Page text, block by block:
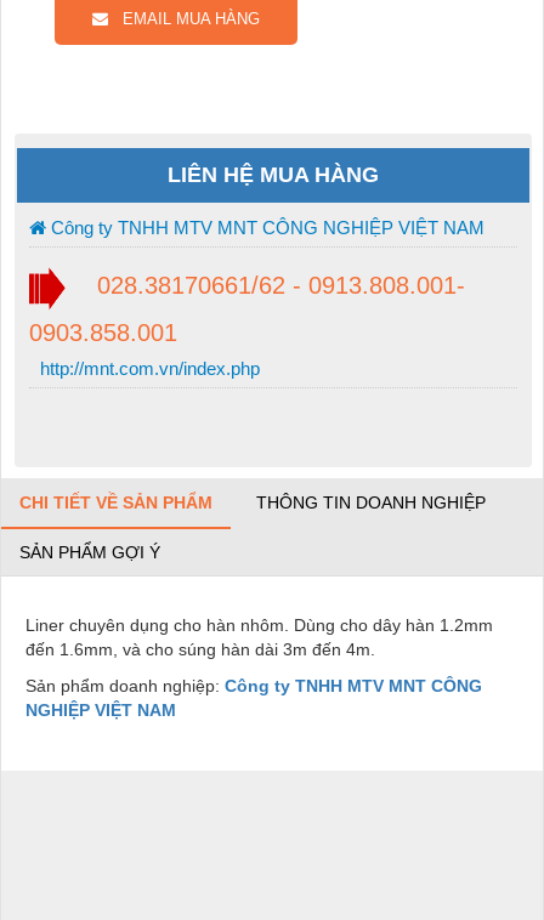
EMAIL MUA HÀNG
LIÊN HỆ MUA HÀNG
Công ty TNHH MTV MNT CÔNG NGHIỆP VIỆT NAM
028.38170661/62 - 0913.808.001-
0903.858.001
http://mnt.com.vn/index.php
CHI TIẾT VỀ SẢN PHẨM THÔNG TIN DOANH NGHIỆP
SẢN PHẨM GỢI Ý
Liner chuyên dụng cho hàn nhôm. Dùng cho dây hàn 1.2mm
đến 1.6mm, và cho súng hàn dài 3m đến 4m.
Sản phẩm doanh nghiệp: Công ty TNHH MTV MNT CÔNG
NGHIỆP VIỆT NAM